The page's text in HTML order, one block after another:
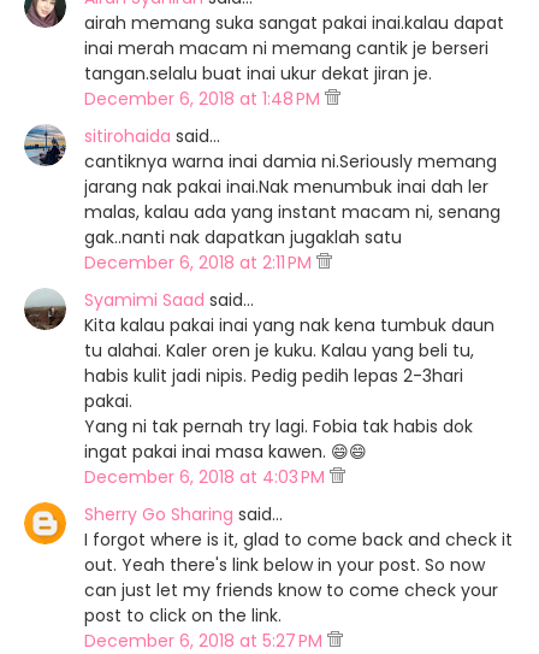
airah memang suka sangat pakai inai.kalau dapat
inai merah macam ni memang cantik je berseri
tangan.selalu buat inai ukur dekat jiran je.
December 6, 2018 at 1:48 PM
sitirohaida said…
cantiknya warna inai damia ni.Seriously memang
jarang nak pakai inai.Nak menumbuk inai dah ler
malas, kalau ada yang instant macam ni, senang
gak..nanti nak dapatkan jugaklah satu
December 6, 2018 at 2:11 PM
Syamimi Saad said…
Kita kalau pakai inai yang nak kena tumbuk daun
tu alahai. Kaler oren je kuku. Kalau yang beli tu,
habis kulit jadi nipis. Pedig pedih lepas 2-3hari
pakai.
Yang ni tak pernah try lagi. Fobia tak habis dok
ingat pakai inai masa kawen. 😄😄
December 6, 2018 at 4:03 PM
Sherry Go Sharing said…
I forgot where is it, glad to come back and check it
out. Yeah there's link below in your post. So now
can just let my friends know to come check your
post to click on the link.
December 6, 2018 at 5:27 PM